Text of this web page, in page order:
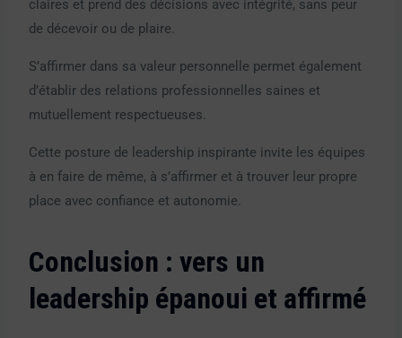
claires et prend des décisions avec intégrité, sans peur
de décevoir ou de plaire.
S’affirmer dans sa valeur personnelle permet également
d’établir des relations professionnelles saines et
mutuellement respectueuses.
Cette posture de leadership inspirante invite les équipes
à en faire de même, à s’affirmer et à trouver leur propre
place avec confiance et autonomie.
Conclusion : vers un
leadership épanoui et affirmé